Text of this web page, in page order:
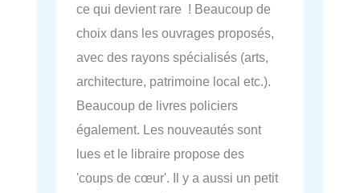
ce qui devient rare ! Beaucoup de
choix dans les ouvrages proposés,
avec des rayons spécialisés (arts,
architecture, patrimoine local etc.).
Beaucoup de livres policiers
également. Les nouveautés sont
lues et le libraire propose des
'coups de cœur'. Il y a aussi un petit